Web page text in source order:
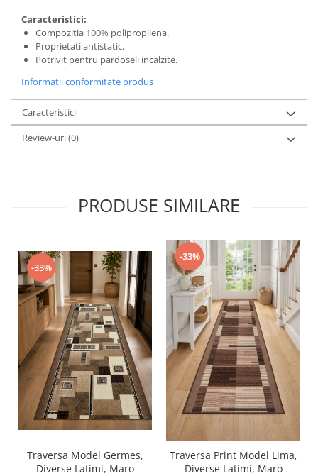
Caracteristici:
Compozitia 100% polipropilena.
Proprietati antistatic.
Potrivit pentru pardoseli incalzite.
Informatii conformitate produs
Caracteristici
Review-uri(0)
PRODUSE SIMILARE
-33%
Traversa Model Germes,
Diverse Latimi, Maro
-33%
Traversa Print Model Lima,
Diverse Latimi, Maro